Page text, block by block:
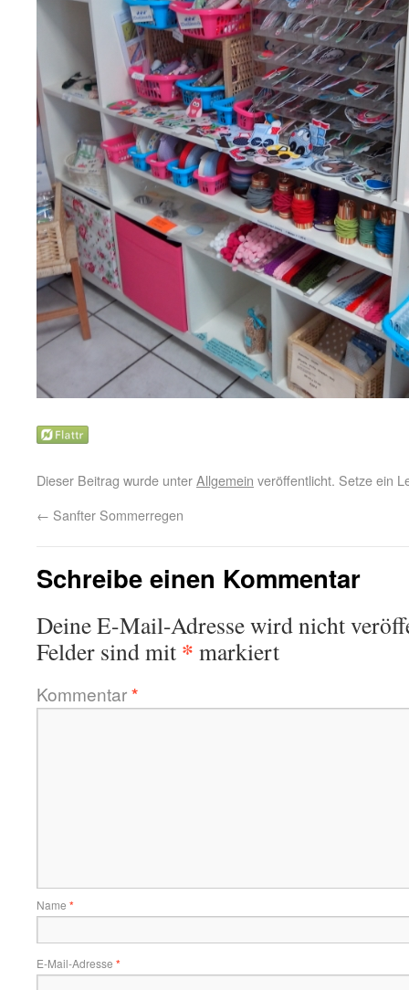
Dieser Beitrag wurde unterAllgemein veröffentlicht. Setze ein
← Sanfter Sommerregen
Schreibe einen Kommentar
Deine E-Mail-Adresse wird nicht
Felder sind mit * markiert
Kommentar*
Name *
E-Mail-Adresse *